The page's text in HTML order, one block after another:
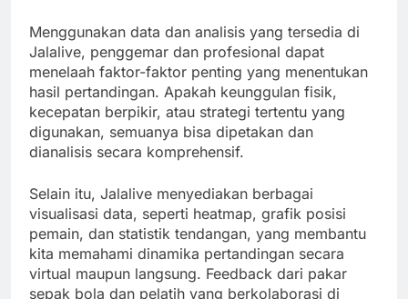
Menggunakan data dan analisis yang tersedia di
Jalalive, penggemar dan profesional dapat
menelaah faktor-faktor penting yang menentukan
hasil pertandingan. Apakah keunggulan fisik,
kecepatan berpikir, atau strategi tertentu yang
digunakan, semuanya bisa dipetakan dan
dianalisis secara komprehensif.
Selain itu, Jalalive menyediakan berbagai
visualisasi data, seperti heatmap, grafik posisi
pemain, dan statistik tendangan, yang membantu
kita memahami dinamika pertandingan secara
virtual maupun langsung. Feedback dari pakar
sepak bola dan pelatih yang berkolaborasi di